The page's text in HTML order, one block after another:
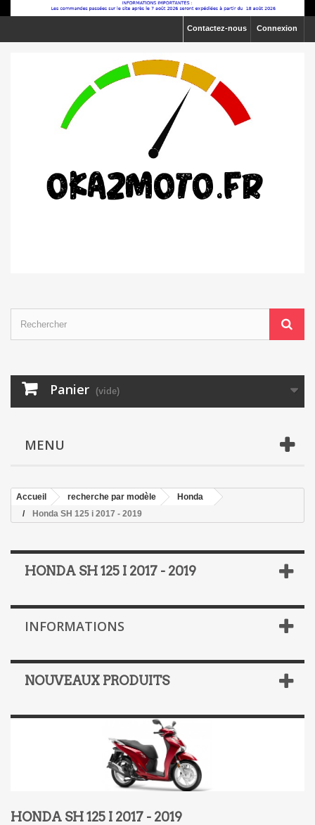
Connexion
Contactez-nous
Panier (vide)
MENU
Accueil recherche par modèle
Honda
Honda SH 125 i 2017 - 2019
HONDA SH 125 I 2017 - 2019
INFORMATIONS
NOUVEAUX PRODUITS
HONDA SH 125 I 2017 - 2019